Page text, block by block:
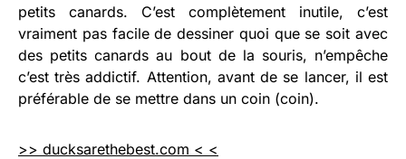
petits canards. C’est complètement inutile, c’est
vraiment pas facile de dessiner quoi que se soit avec
des petits canards au bout de la souris, n’empêche
c’est très addictif. Attention, avant de se lancer, il est
préférable de se mettre dans un coin (coin).
>> ducksarethebest.com < <